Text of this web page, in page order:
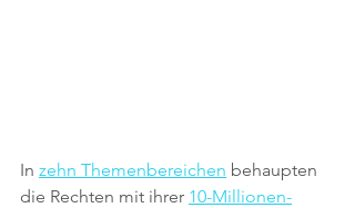
In zehn Themenbereichen behaupten
die Rechten mit ihrer 10-Millionen-